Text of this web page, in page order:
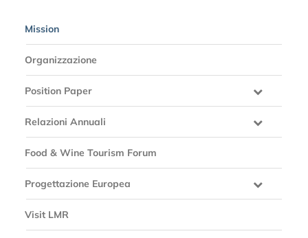
Mission
Organizzazione
Position Paper
Relazioni Annuali
Food & Wine Tourism Forum
Progettazione Europea
Visit LMR